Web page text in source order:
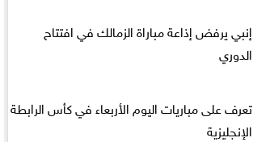
إنبي يرفض إذاعة مباراة الزمالك في افتتاح
الدوري
تعرف على مباريات اليوم الأربعاء في كأس الرابطة
الإنجليزية